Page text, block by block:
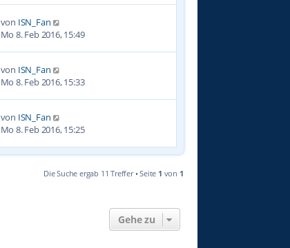
von ISN_Fan
Mo 8. Feb 2016, 15:49
von ISN_Fan
Mo 8. Feb 2016, 15:33
von ISN_Fan
Mo 8. Feb 2016, 15:25
Die Suche ergab 11 Treffer • Seite 1 von 1
Gehe zu